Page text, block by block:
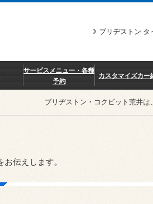
ブリヂストン タ
サービスメニュー・各種
予約
カスタマイズカー
ブリヂストン・コクピット荒井は
伝えします。